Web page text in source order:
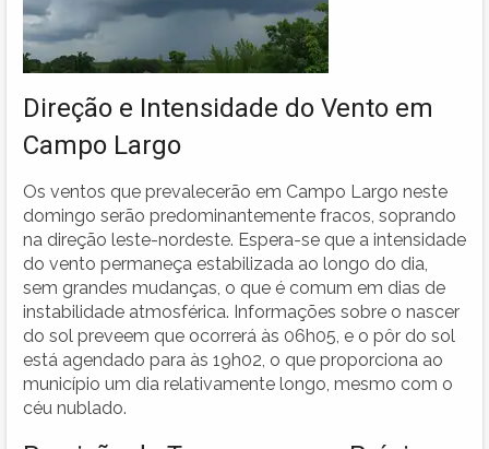
Direção e Intensidade do Vento em
Campo Largo
Os ventos que prevalecerão em Campo Largo neste
domingo serão predominantemente fracos, soprando
na direção leste-nordeste. Espera-se que a intensidade
do vento permaneça estabilizada ao longo do dia,
sem grandes mudanças, o que é comum em dias de
instabilidade atmosférica. Informações sobre o nascer
do sol preveem que ocorrerá às 06h05, e o pôr do sol
está agendado para às 19h02, o que proporciona ao
município um dia relativamente longo, mesmo com o
céu nublado.